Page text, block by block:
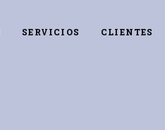
SERVICIOS CLIENTES